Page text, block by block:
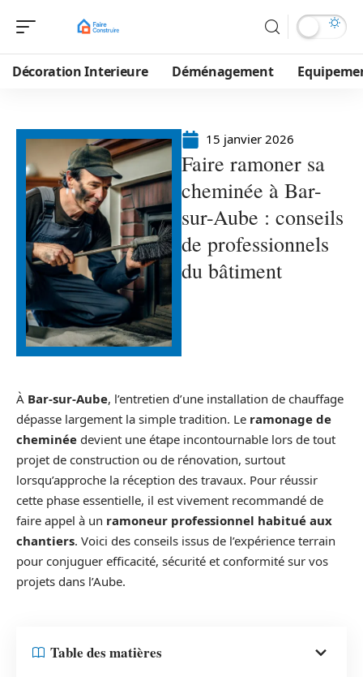
Décoration Interieure Déménagement
15 janvier 2026
Faire ramoner sa
cheminée à Bar-
sur-Aube : conseils
de professionnels
du bâtiment
À Bar-sur-Aube, l’entretien d’une installation de chauffage
dépasse largement la simple tradition. Le ramonage de
cheminée devient une étape incontournable lors de tout
projet de construction ou de rénovation, surtout
lorsqu’approche la réception des travaux. Pour réussir
cette phase essentielle, il est vivement recommandé de
faire appel à un ramoneur professionnel habitué aux
chantiers. Voici des conseils issus de l’expérience terrain
pour conjuguer efficacité, sécurité et conformité sur vos
projets dans l’Aube.
Table des matières